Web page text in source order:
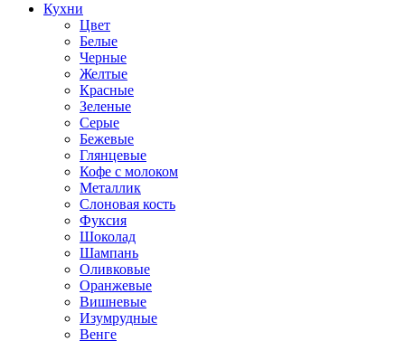
Кухни
Цвет
Белые
Черные
Желтые
Красные
Зеленые
Серые
Бежевые
Глянцевые
Кофе с молоком
Металлик
Слоновая кость
Фуксия
Шоколад
Шампань
Оливковые
Оранжевые
Вишневые
Изумрудные
Венге